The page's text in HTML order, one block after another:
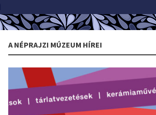
A NÉPRAJZI MÚZEUM HÍREI